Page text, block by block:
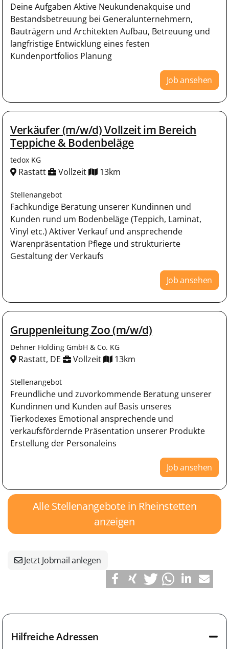
Deine Aufgaben Aktive Neukundenakquise und
Bestandsbetreuung bei Generalunternehmern,
Bauträgern und Architekten Aufbau, Betreuung und
langfristige Entwicklung eines festen
Kundenportfolios Planung
Job ansehen
Verkäufer (m/w/d) Vollzeit im Bereich
Teppiche & Bodenbeläge
tedox KG
Rastatt Vollzeit 13km
Stellenangebot
Fachkundige Beratung unserer Kundinnen und
Kunden rund um Bodenbeläge (Teppich, Laminat,
Vinyl etc.) Aktiver Verkauf und ansprechende
Warenpräsentation Pflege und strukturierte
Gestaltung der Verkaufs
Job ansehen
Gruppenleitung Zoo (m/w/d)
Dehner Holding GmbH & Co. KG
Rastatt, DE Vollzeit 13km
Stellenangebot
Freundliche und zuvorkommende Beratung unserer
Kundinnen und Kunden auf Basis unseres
Tierkodexes Emotional ansprechende und
verkaufsfördernde Präsentation unserer Produkte
Erstellung der Personaleins
Job ansehen
Alle Stellenangebote in Rheinstetten
anzeigen
Jetzt Jobmail anlegen
Hilfreiche Adressen